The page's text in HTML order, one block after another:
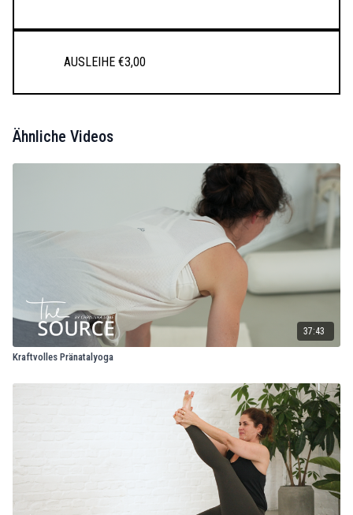
Ausleihe €3,00
Ähnliche Videos
37:43
Kraftvolles Pränatalyoga